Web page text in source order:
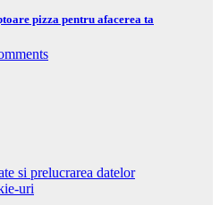
pizza pentru afacerea ta
si prelucrarea datelor
uri